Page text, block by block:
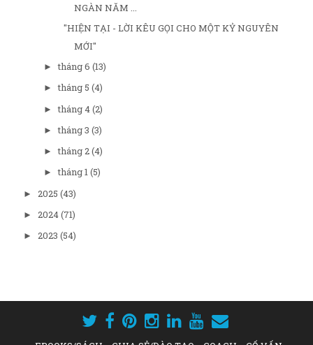
NGÀN NĂM ...
"HIỆN TẠI - LỜI KÊU GỌI CHO MỘT KỶ NGUYÊN
MỚI"
►tháng 6 (13)
►tháng 5 (4)
►tháng 4(2)
►tháng 3 (3)
►tháng 2(4)
►tháng 1(5)
► 2025 (43)
► 2024(71)
► 2023 (54)